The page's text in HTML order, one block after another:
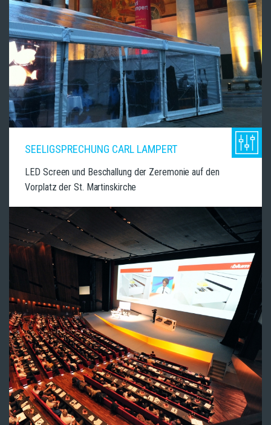
SEELIGSPRECHUNG CARL LAMPERT
LED Screen und Beschallung der Zeremonie auf den
Vorplatz der St. Martinskirche